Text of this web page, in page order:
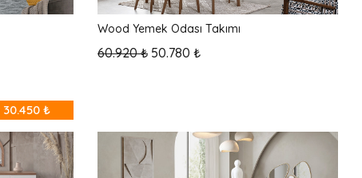
30.450 ₺
Wood Yemek Odası Takımı
60.920 ₺ 50.780 ₺